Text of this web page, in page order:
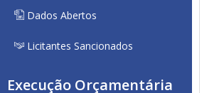
Dados Abertos
Licitantes Sancionados
Execução Orçamentária